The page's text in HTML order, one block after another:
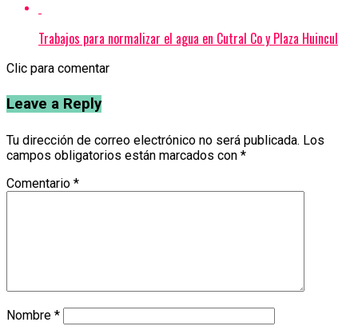
Trabajos para normalizar el agua en Cutral Co y Plaza Huincul
Clic para comentar
Leave a Reply
Tu dirección de correo electrónico no será publicada. Los
campos obligatorios están marcados con *
Comentario *
Nombre *